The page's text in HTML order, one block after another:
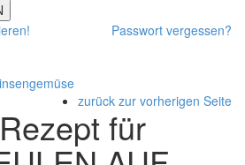
Passwort vergessen?
zurück zur vorherigen Seite
für